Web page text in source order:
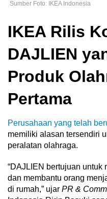
Sumber Foto: IKEA Indonesia
IKEA Rilis
DAJLIEN
Produk
Pertama
Perusahaan yang telah
memiliki alasan tersendiri
peralatan olahraga.
“DAJLIEN bertujuan untuk
dan membantu orang
di rumah,” ujar PR &